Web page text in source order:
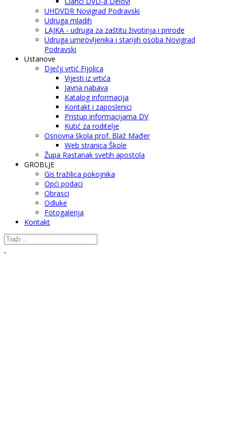
UHDVDR Novigrad Podravski
Udruga mladih
LAJKA - udruga za zaštitu životinja i prirode
Udruga umirovljenika i starijih osoba Novigrad
Podravski
Ustanove
Dječji vrtić Fijolica
Vijesti iz vrtića
Javna nabava
Katalog informacija
Kontakt i zaposlenici
Pristup informacijama DV
Kutić za roditelje
Osnovna škola prof. Blaž Mađer
Web stranica Škole
Župa Rastanak svetih apostola
GROBLJE
Gis tražilica pokojnika
Opći podaci
Obrasci
Odluke
Fotogalerija
Kontakt